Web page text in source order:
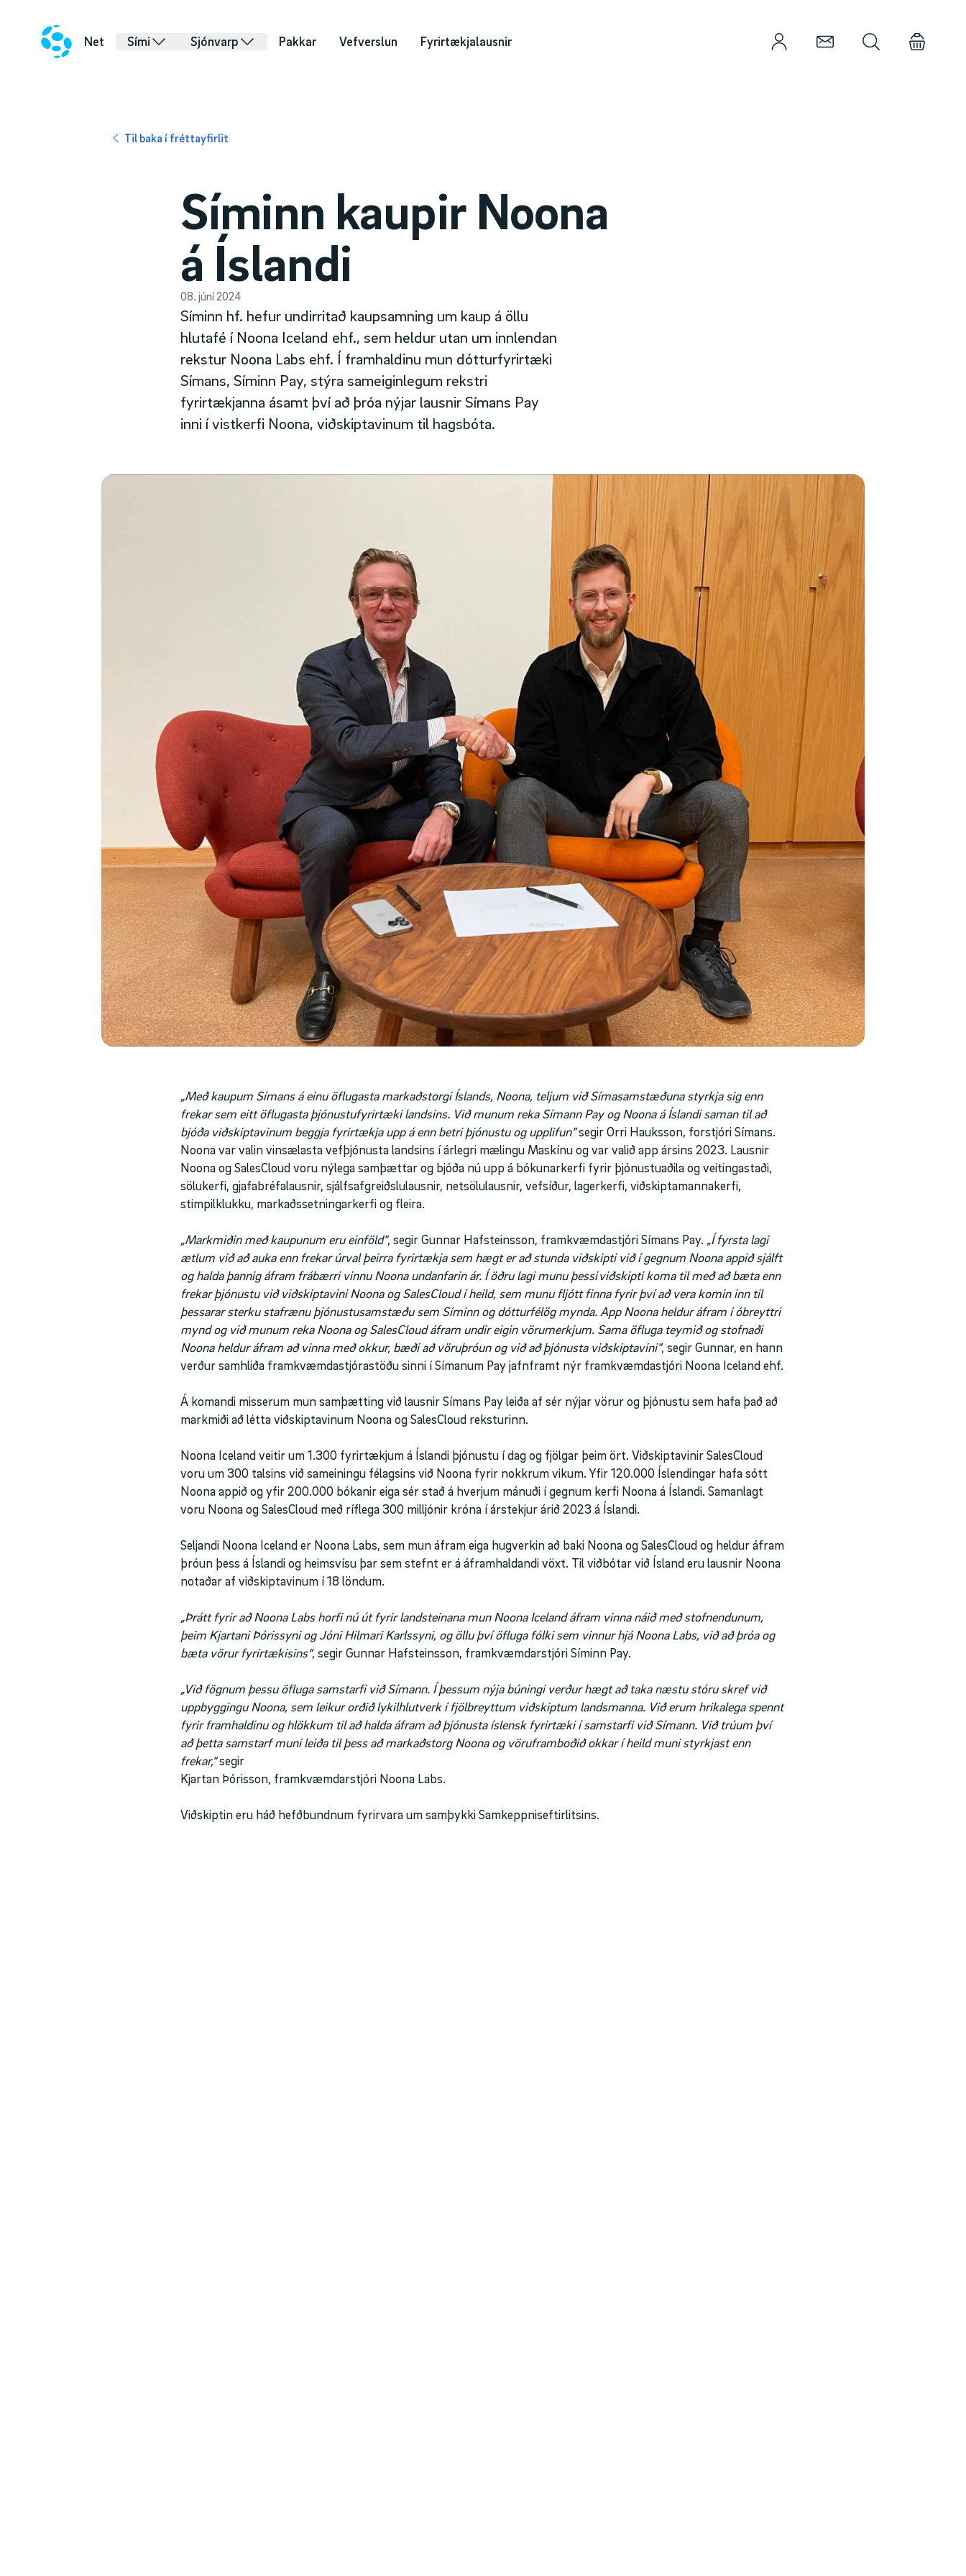
Net Sími Sjónvarp Pakkar Vefverslun Fyrirtækjalausnir
Til baka í fréttayfirlit
Síminn kaupir Noona
á Íslandi
08. júní 2024
Síminn hf. hefur undirritað kaupsamning um kaup á öllu
hlutafé í Noona Iceland ehf., sem heldur utan um innlendan
rekstur Noona Labs ehf. Í framhaldinu mun dótturfyrirtæki
Símans, Síminn Pay, stýra sameiginlegum rekstri
fyrirtækjanna ásamt því að þróa nýjar lausnir Símans Pay
inni í vistkerfi Noona, viðskiptavinum til hagsbóta.
„Með kaupum Símans á einu öflugasta markaðstorgi Íslands, Noona, teljum við Símasamstæðuna styrkja sig enn
frekar sem eitt öflugasta þjónustufyrirtæki landsins. Við munum reka Símann Pay og Noona á Íslandi saman til að
bjóða viðskiptavinum beggja fyrirtækja upp á enn betri þjónustu og upplifun”segir Orri Hauksson, forstjóri Símans.
Noona var valin vinsælasta vefþjónusta landsins í árlegri mælingu Maskínu og var valið app ársins 2023. Lausnir
Noona og SalesCloud voru nýlega samþættar og bjóða nú upp á bókunarkerfi fyrir þjónustuaðila og veitingastaði,
sölukerfi, gjafabréfalausnir, sjálfsafgreiðslulausnir, netsölulausnir, vefsíður, lagerkerfi, viðskiptamannakerfi,
stimpilklukku, markaðssetningarkerfi og fleira.
„Markmiðin með kaupunum eru einföld”, segir Gunnar Hafsteinsson, framkvæmdastjóri Símans Pay. „Í fyrsta lagi
ætlum við að auka enn frekar úrval þeirra fyrirtækja sem hægt er að stunda viðskipti við í gegnum Noona appið sjálft
og halda þannig áfram frábærri vinnu Noona undanfarin ár. Í öðru lagi munu þessi viðskipti koma til með að bæta enn
frekar þjónustu við viðskiptavini Noona og SalesCloud í heild, sem munu fljótt finna fyrir því að vera komin inn til
þessarar sterku stafrænu þjónustusamstæðu sem Síminn og dótturfélög mynda. App Noona heldur áfram í óbreyttri
mynd og við munum reka Noona og SalesCloud áfram undir eigin vörumerkjum. Sama öfluga teymið og stofnaði
Noona heldur áfram að vinna með okkur, bæði að vöruþróun og við að þjónusta viðskiptavini”, segir Gunnar, en hann
verður samhliða framkvæmdastjórastöðu sinni í Símanum Pay jafnframt nýr framkvæmdastjóri Noona Iceland ehf.
Á komandi misserum mun samþætting við lausnir Símans Pay leiða af sér nýjar vörur og þjónustu sem hafa það að
markmiði að létta viðskiptavinum Noona og SalesCloud reksturinn.
Noona Iceland veitir um 1.300 fyrirtækjum á Íslandi þjónustu í dag og fjölgar þeim ört. Viðskiptavinir SalesCloud
voru um 300 talsins við sameiningu félagsins við Noona fyrir nokkrum vikum. Yfir 120.000 Íslendingar hafa sótt
Noona appið og yfir 200.000 bókanir eiga sér stað á hverjum mánuði í gegnum kerfi Noona á Íslandi. Samanlagt
voru Noona og SalesCloud með ríflega 300 milljónir króna í árstekjur árið 2023 á Íslandi.
Seljandi Noona Iceland er Noona Labs, sem mun áfram eiga hugverkin að baki Noona og SalesCloud og heldur áfram
þróun þess á Íslandi og heimsvísu þar sem stefnt er á áframhaldandi vöxt. Til viðbótar við Ísland eru lausnir Noona
notaðar af viðskiptavinum í 18 löndum.
„Þrátt fyrir að Noona Labs horfi nú út fyrir landsteinana mun Noona Iceland áfram vinna náið með stofnendunum,
þeim Kjartani Þórissyni og Jóni Hilmari Karlssyni, og öllu því öfluga fólki sem vinnur hjá Noona Labs, við að þróa og
bæta vörur fyrirtækisins“, segir Gunnar Hafsteinsson, framkvæmdarstjóri Síminn Pay.
„Við fögnum þessu öfluga samstarfi við Símann. Í þessum nýja búningi verður hægt að taka næstu stóru skref við
uppbyggingu Noona, sem leikur orðið lykilhlutverk í fjölbreyttum viðskiptum landsmanna. Við erum hrikalega spennt
fyrir framhaldinu og hlökkum til að halda áfram að þjónusta íslensk fyrirtæki í samstarfi við Símann. Við trúum því
að þetta samstarf muni leiða til þess að markaðstorg Noona og vöruframboðið okkar í heild muni styrkjast enn
frekar,“segir
Kjartan Þórisson, framkvæmdarstjóri Noona Labs.
Viðskiptin eru háð hefðbundnum fyrirvara um samþykki Samkeppniseftirlitsins.